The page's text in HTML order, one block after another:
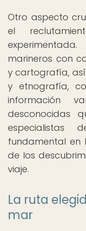
Otro aspecto
el
marineros con
y cartografía,
y etnografía,
información
desconocidas
especialistas
fundamental en
de los
viaje.
La ruta
mar